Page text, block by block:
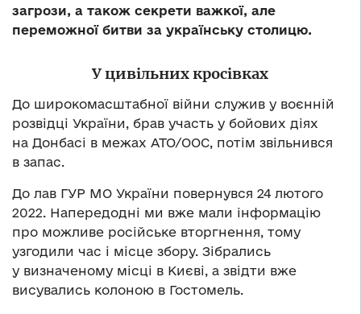
загрози, а також секрети важкої, але
переможної битви за українську столицю.
У цивільних кросівках
До широкомасштабної війни служив у воєнній
розвідці України, брав участь у бойових діях
на Донбасі в межах АТО/ООС, потім звільнився
в запас.
До лав ГУР МО України повернувся 24 лютого
2022. Напередодні ми вже мали інформацію
про можливе російське вторгнення, тому
узгодили час і місце збору. Зібрались
у визначеному місці в Києві, а звідти вже
висувались колоною в Гостомель.